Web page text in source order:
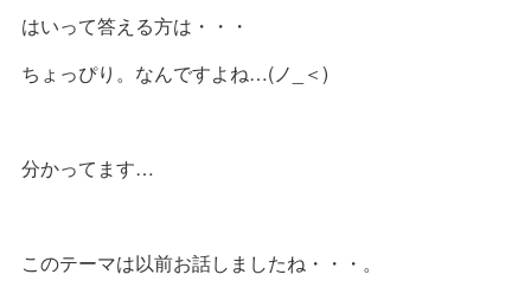
はいって答える方は・・・
ちょっぴり。なんですよね…(ノ_＜)
分かってます…
このテーマは以前お話しましたね・・・。